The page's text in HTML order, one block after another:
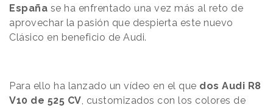
España se ha enfrentado una vez más al reto de
aprovechar la pasión que despierta este nuevo
Clásico en beneficio de Audi.
Para ello ha lanzado un vídeo en el que dos Audi R8
V10 de 525 CV , customizados con los colores de